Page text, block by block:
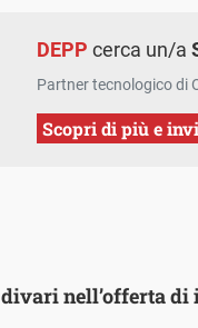
DEPP cerca un/a
Partner tecnologico di
Scopri di più e
nell’offerta